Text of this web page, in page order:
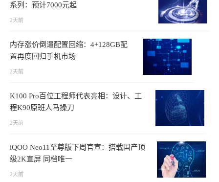
系列：预计7000元起
2天前
内存涨价倒逼配置回缩：4+128GB配
置再度回归手机市场
2天前
K100 Pro百位工程师代表亮相：设计、工
程K90原班人马操刀
2天前
iQOO Neo11至尊版下周官宣：搭载国产顶
级2K直屏 同档唯一
2天前